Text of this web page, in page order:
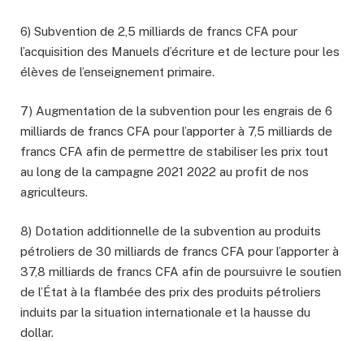
6) Subvention de 2,5 milliards de francs CFA pour
l’acquisition des Manuels d’écriture et de lecture pour les
élèves de l’enseignement primaire.
7) Augmentation de la subvention pour les engrais de 6
milliards de francs CFA pour l’apporter à 7,5 milliards de
francs CFA afin de permettre de stabiliser les prix tout
au long de la campagne 2021 2022 au profit de nos
agriculteurs.
8) Dotation additionnelle de la subvention au produits
pétroliers de 30 milliards de francs CFA pour l’apporter à
37,8 milliards de francs CFA afin de poursuivre le soutien
de l’État à la flambée des prix des produits pétroliers
induits par la situation internationale et la hausse du
dollar.